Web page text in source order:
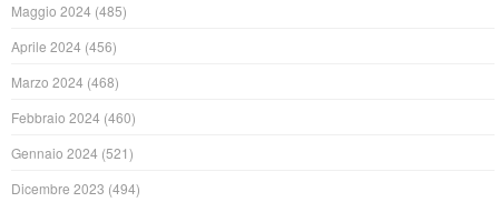
Maggio 2024 (485)
Aprile 2024 (456)
Marzo 2024 (468)
Febbraio 2024 (460)
Gennaio 2024 (521)
Dicembre 2023 (494)